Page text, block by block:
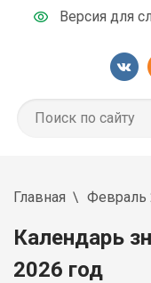
Версия для
Главная Февраль
Календарь
2026 год